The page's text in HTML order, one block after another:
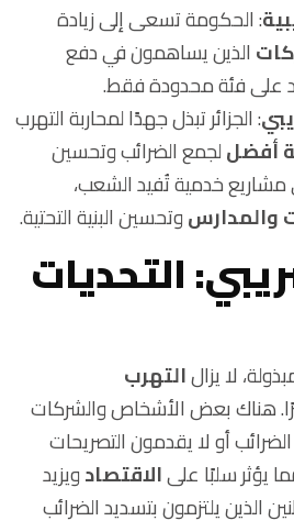
: الحكومة تسعى إلى زيادة
الذين يساهمون في دفع
على فئة محدودة فقط.
: الجزائر تبذل جهدًا لمحاربة التهرب
أفضللجمع الضرائب وتحسين
خدمية تُفيد الشعب،
والمدارسوتحسين البنية التحتية.
التحديات
لا يزالالتهرب
هناك بعض الأشخاص والشركات
أو لا يقدمون التصريحات
يؤثر سلبًا علىالاقتصادويزيد
الذين يلتزمون بتسديد الضرائب